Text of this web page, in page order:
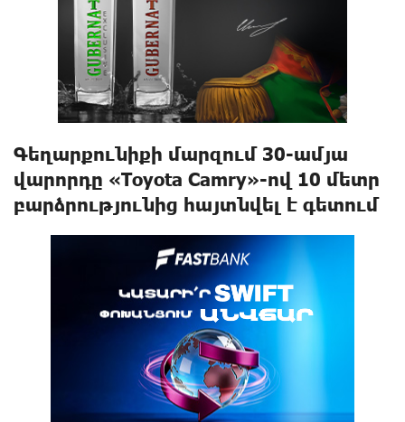
Գեղարքունիքի մարզում 30-ամյա
վարորդը «Toyota Camry»-ով 10 մետր
բարձրությունից հայտնվել է գետում